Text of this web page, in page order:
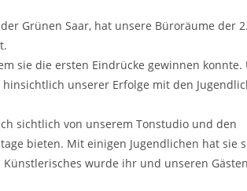
Grünen Saar, hat unsere Büroräume der
sie die ersten Eindrücke gewinnen konnte.
unserer Erfolge mit den
sichtlich von unserem Tonstudio und den
bieten. Mit einigen Jugendlichen hat sie
wurde ihr und unseren